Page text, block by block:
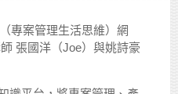
專案管理生活思維）網
張國洋（Joe）與姚詩豪